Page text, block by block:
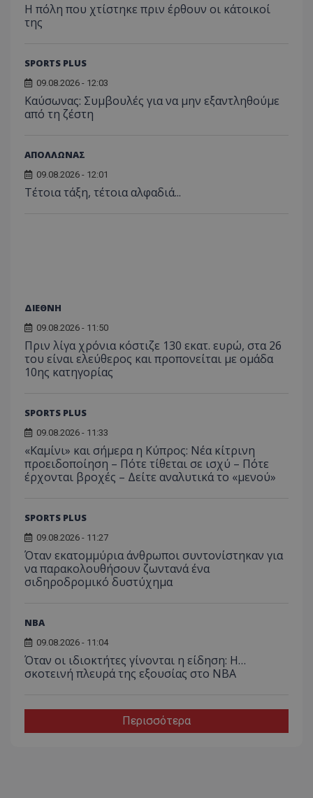
Η πόλη που χτίστηκε πριν έρθουν οι κάτοικοί
της
SPORTS PLUS
09.08.2026 - 12:03
Kαύσωνας: Συμβουλές για να μην εξαντληθούμε
από τη ζέστη
ΑΠΟΛΛΩΝΑΣ
09.08.2026 - 12:01
Τέτοια τάξη, τέτοια αλφαδιά...
ΔΙΕΘΝΗ
09.08.2026 - 11:50
Πριν λίγα χρόνια κόστιζε 130 εκατ. ευρώ, στα 26
του είναι ελεύθερος και προπονείται με ομάδα
10ης κατηγορίας
SPORTS PLUS
09.08.2026 - 11:33
«Καμίνι» και σήμερα η Κύπρος: Νέα κίτρινη
προειδοποίηση – Πότε τίθεται σε ισχύ – Πότε
έρχονται βροχές – Δείτε αναλυτικά το «μενού»
SPORTS PLUS
09.08.2026 - 11:27
Όταν εκατομμύρια άνθρωποι συντονίστηκαν για
να παρακολουθήσουν ζωντανά ένα
σιδηροδρομικό δυστύχημα
NBA
09.08.2026 - 11:04
Όταν οι ιδιοκτήτες γίνονται η είδηση: Η…
σκοτεινή πλευρά της εξουσίας στο NBA
Περισσότερα